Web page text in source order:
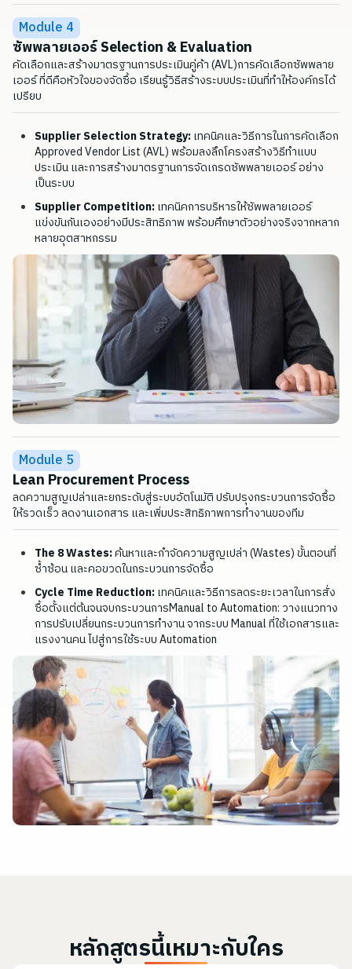
Module 4
ซัพพลายเออร์ Selection & Evaluation
คัดเลือกและสร้างมาตรฐานการประเมินคู่ค้า (AVL)การคัดเลือกซัพพลาย
เออร์ ที่ดีคือหัวใจของจัดซื้อ เรียนรู้วิธีสร้างระบบประเมินที่ทำให้องค์กรได้
เปรียบ
Supplier Selection Strategy:เทคนิคและวิธีการในการคัดเลือก
Approved Vendor List (AVL) พร้อมลงลึกโครงสร้างวิธีทำแบบ
ประเมิน และการสร้างมาตรฐานการจัดเกรดซัพพลายเออร์ อย่าง
เป็นระบบ
Supplier Competition:เทคนิคการบริหารให้ซัพพลายเออร์
แข่งขันกันเองอย่างมีประสิทธิภาพ พร้อมศึกษาตัวอย่างจริงจากหลาก
หลายอุตสาหกรรม
Module 5
Lean Procurement Process
ลดความสูญเปล่าและยกระดับสู่ระบบอัตโนมัติ ปรับปรุงกระบวนการจัดซื้อ
ให้รวดเร็ว ลดงานเอกสาร และเพิ่มประสิทธิภาพการทำงานของทีม
The 8 Wastes:ค้นหาและกำจัดความสูญเปล่า (Wastes) ขั้นตอนที่
ซ้ำซ้อน และคอขวดในกระบวนการจัดซื้อ
Cycle Time Reduction:เทคนิคและวิธีการลดระยะเวลาในการสั่ง
ซื้อตั้งแต่ต้นจนจบกระบวนการManual to Automation: วางแนวทาง
การปรับเปลี่ยนกระบวนการทำงาน จากระบบ Manual ที่ใช้เอกสารและ
แรงงานคน ไปสู่การใช้ระบบ Automation
หลักสูตรนี้เหมาะกับใคร